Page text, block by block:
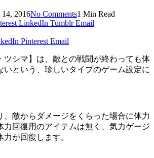
14, 2016No Comments1 Min Read
LinkedIn Tumblr Email
Pinterest Email
ツシマ】は、敵との戦闘が終わっても体
いという、珍しいタイプのゲーム設定に
、敵からダメージをくらった場合に体力
力回復用のアイテムは無く
、気力ゲージ
が回復します。